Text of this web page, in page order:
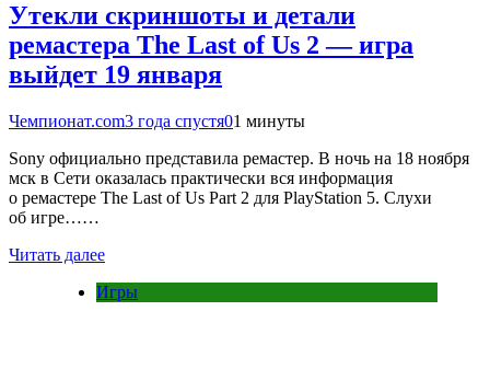
Утекли скриншоты и детали
ремастера The Last of Us 2 — игра
выйдет 19 января
Чемпионат.com3 года спустя01 минуты
Sony официально представила ремастер. В ночь на 18 ноября
мск в Сети оказалась практически вся информация
о ремастере The Last of Us Part 2 для PlayStation 5. Слухи
об игре……
Читать далее
Игры